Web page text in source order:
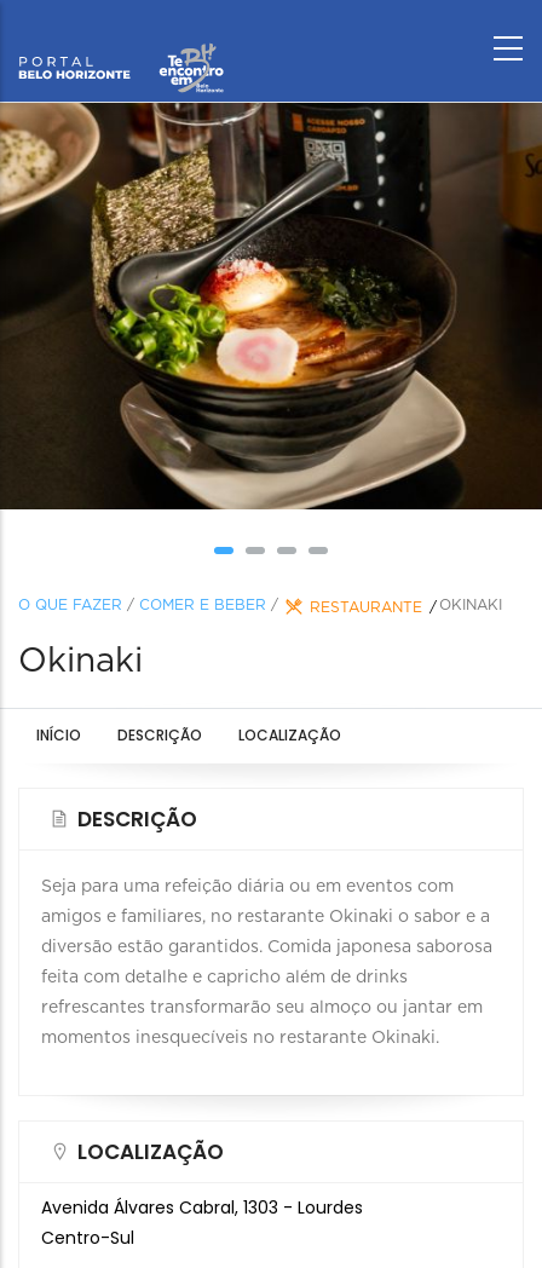
O QUE FAZER / COMER E BEBER / RESTAURANTE OKINAKI
Okinaki
INÍCIO DESCRIÇÃO LOCALIZAÇÃO
DESCRIÇÃO
Seja para uma refeição diária ou em eventos com
amigos e familiares, no restarante Okinaki o sabor e a
diversão estão garantidos. Comida japonesa saborosa
feita com detalhe e capricho além de drinks
refrescantes transformarão seu almoço ou jantar em
momentos inesquecíveis no restarante Okinaki.
LOCALIZAÇÃO
Avenida Álvares Cabral, 1303 - Lourdes
Centro-Sul